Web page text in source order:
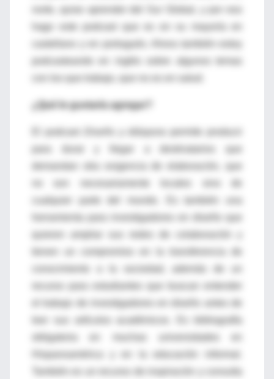
norte, quise aprender del Sur Global, y por eso
hago este podcast que es en su mayoría en
castellano y en portugués. Ahora también estoy
podcasteando en inglés sobre algunos temas
¿Qué le gustaría agregar?
para durar y llegar a destinatarios que
demandan otra exigencia de elaboración, que
herramienta para investigadores en diseño que
el trabajo de investigadores en diseño antes de
leer sus artículos académicos. Es bibliografía
obligatoria en muchas universidades en
Hispanoamérica y en la educación informal.